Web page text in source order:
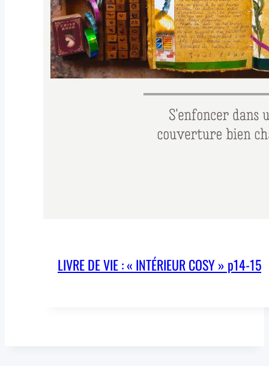
LIVRE DE VIE : « INTÉRIEUR COSY » p14-15